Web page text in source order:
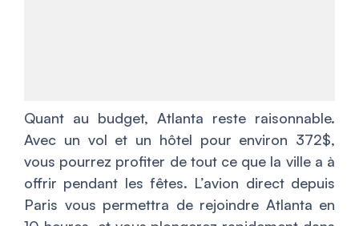
Quant au budget, Atlanta reste raisonnable.
Avec un vol et un hôtel pour environ 372$,
vous pourrez profiter de tout ce que la ville a à
offrir pendant les fêtes. L’avion direct depuis
Paris vous permettra de rejoindre Atlanta en